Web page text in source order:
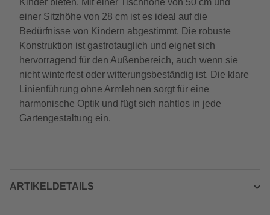
Kinder bieten. Mit einer Tischhöhe von 50 cm und
einer Sitzhöhe von 28 cm ist es ideal auf die
Bedürfnisse von Kindern abgestimmt. Die robuste
Konstruktion ist gastrotauglich und eignet sich
hervorragend für den Außenbereich, auch wenn sie
nicht winterfest oder witterungsbeständig ist. Die klare
Linienführung ohne Armlehnen sorgt für eine
harmonische Optik und fügt sich nahtlos in jede
Gartengestaltung ein.
ARTIKELDETAILS